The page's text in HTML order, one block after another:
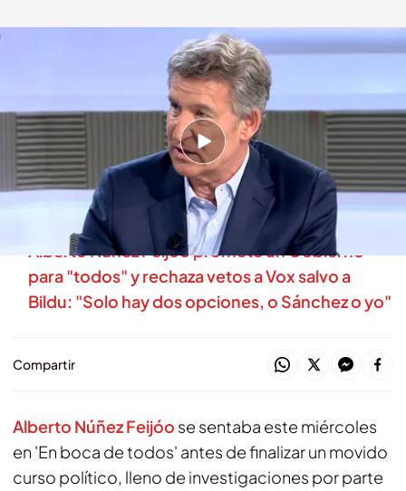
Alberto Núñez Feijóo, presidente del Partido Popular.cuatro.com
23 JUL 2025 - 13:42h.
El presidente del Partido Popular, Alberto
Núñez Feijóo, visita el plató de 'En boca de
todos' en un momento político frenético
Alberto Núñez Feijóo promete un Gobierno
para "todos" y rechaza vetos a Vox salvo a
Bildu: "Solo hay dos opciones, o Sánchez o yo"
Compartir
Alberto Núñez Feijóo se sentaba este miércoles
en 'En boca de todos' antes de finalizar un movido
curso político, lleno de investigaciones por parte